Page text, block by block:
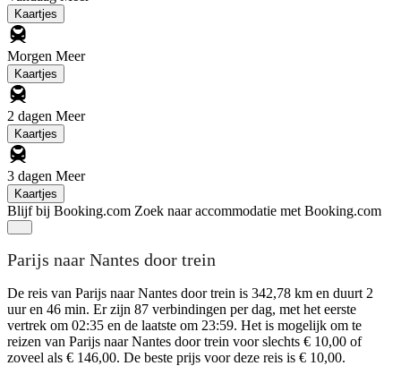
Kaartjes
Morgen Meer
Kaartjes
2 dagen Meer
Kaartjes
3 dagen Meer
Kaartjes
Blijf bij Booking.com Zoek naar accommodatie met Booking.com
Parijs naar Nantes door trein
De reis van Parijs naar Nantes door trein is 342,78 km en duurt 2
uur en 46 min. Er zijn 87 verbindingen per dag, met het eerste
vertrek om 02:35 en de laatste om 23:59. Het is mogelijk om te
reizen van Parijs naar Nantes door trein voor slechts € 10,00 of
zoveel als € 146,00. De beste prijs voor deze reis is € 10,00.